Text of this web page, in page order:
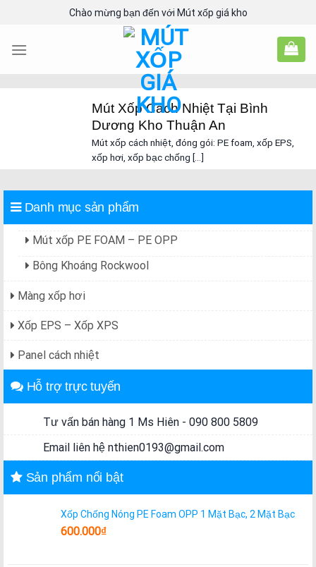
content
Chào mừng bạn đến với Mút xốp giá kho
Danh mục sản phẩm
Mút xốp PE FOAM – PE OPP
Bông Khoáng Rockwool
Màng xốp hơi
Xốp EPS – Xốp XPS
Panel cách nhiệt
Hỗ trợ trực tuyến
Tư vấn bán hàng 1 Ms Hiên - 090 800 5809
Email liên hệ nthien0193@gmail.com
Sản phẩm nổi bật
Xốp Chống Nóng PE Foam OPP 1 Mặt Bạc, 2 Mặt Bạc
600.000₫
Mút Xốp Cách Nhiệt Tại Bình
Dương Kho Thuận An
Mút xốp cách nhiệt, đóng gói: PE foam, xốp EPS,
xốp hơi, xốp bạc chống [...]